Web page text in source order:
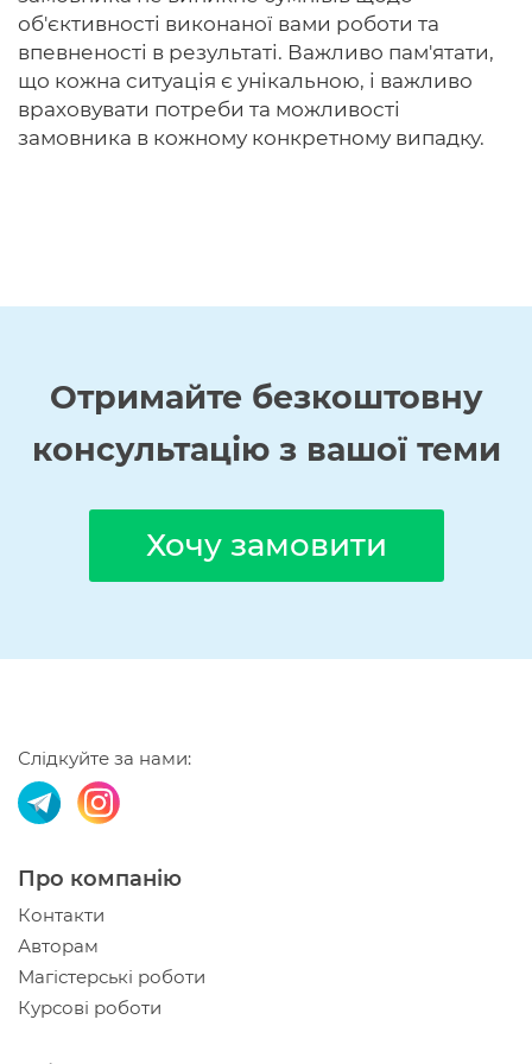
об'єктивності виконаної вами роботи та
впевненості в результаті. Важливо пам'ятати,
що кожна ситуація є унікальною, і важливо
враховувати потреби та можливості
замовника в кожному конкретному випадку.
Отримайте безкоштовну
консультацію з вашої теми
Хочу замовити
Слідкуйте за нами:
Про компанію
Контакти
Авторам
Магістерські роботи
Курсові роботи